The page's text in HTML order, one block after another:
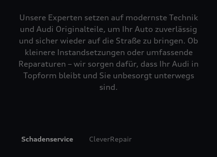
Unsere Experten setzen auf modernste Technik
und Audi Originalteile, um Ihr Auto zuverlässig
und sicher wieder auf die Straße zu bringen. Ob
kleinere Instandsetzungen oder umfassende
Reparaturen – wir sorgen dafür, dass Ihr Audi in
Topform bleibt und Sie unbesorgt unterwegs
sind.
Schadenservice CleverRepair